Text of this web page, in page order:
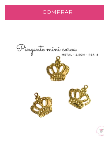
COMPRAR